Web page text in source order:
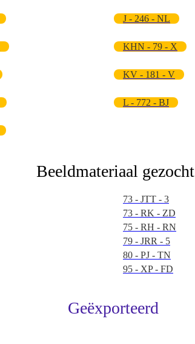
J - 246 - NL
KHN - 79 - X
KV - 181 - V
L - 772 - BJ
Beeldmateriaal gezocht
73 - JTT - 3
73 - RK - ZD
75 - RH - RN
79 - JRR - 5
80 - PJ - TN
95 - XP - FD
Geëxporteerd